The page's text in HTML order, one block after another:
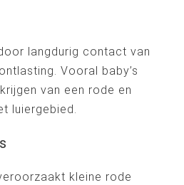
langdurig contact van
Vooral baby’s
van een rode en
luiergebied.
kleine rode